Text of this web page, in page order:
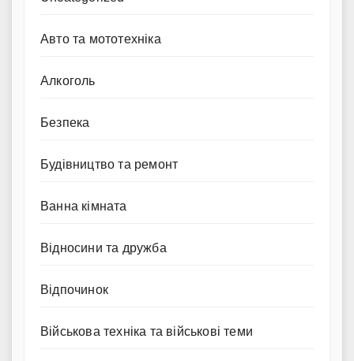
Авто та мототехніка
Алкоголь
Безпека
Будівництво та ремонт
Ванна кімната
Відносини та дружба
Відпочинок
Військова техніка та військові теми